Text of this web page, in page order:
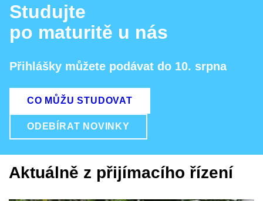
Studujte
po maturitě u nás
Přihlášky můžete podávat do 10. srpna
CO MŮŽU STUDOVAT
ODEBÍRAT NOVINKY
Aktuálně z přijímacího řízení